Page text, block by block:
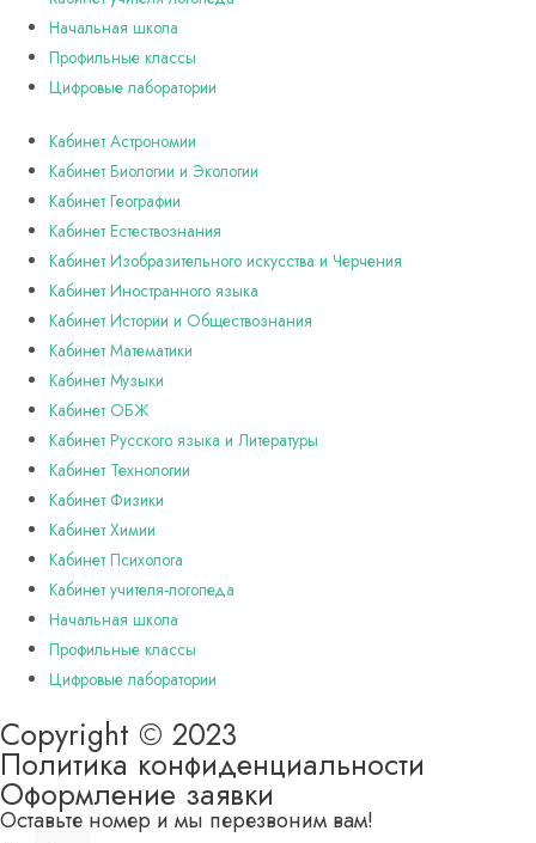
Начальная школа
Профильные классы
Цифровые лаборатории
Кабинет Астрономии
Кабинет Биологии и Экологии
Кабинет Географии
Кабинет Естествознания
Кабинет Изобразительного искусства и Черчения
Кабинет Иностранного языка
Кабинет Истории и Обществознания
Кабинет Математики
Кабинет Музыки
Кабинет ОБЖ
Кабинет Русского языка и Литературы
Кабинет Технологии
Кабинет Физики
Кабинет Химии
Кабинет Психолога
Кабинет учителя-логопеда
Начальная школа
Профильные классы
Цифровые лаборатории
Copyright © 2023
Политика конфиденциальности
Оформление заявки
Оставьте номер и мы перезвоним вам!